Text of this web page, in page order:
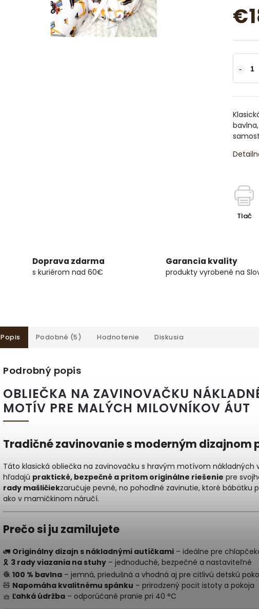
Tlač
Doprava zdarma
s kuriérom nad 60€
Garancia kvality
produkty vyrobené na
Popis Podobné (5) Hodnotenie Diskusia
Podrobný popis
OBLIEČKA NA ZAVINOVAČKU
MOTÍV PRE MALÝCH MILOVNÍKOV ÁUT
Tradičné zavinovanie s moderným dizajnom
Táto klasická obliečka na zavinovačku s hravým motívom nákladných
hľadajú praktické, bezpečné a pritom originálne riešenie pre
rady mašličiekzaručuje pevné, no pohodlné zavinutie, ktoré bábätku
ako v mamičkinom náručí.
Prečo si ju zamilujete
🚛 Originálny dizajn s nákladnými autíčkami – ideálne pre
🎗️ 3 rady viazania na stuhy – jednoduché, bezpečné a nastaviteľné
🧶 100 % bavlna – jemná, priedušná a vhodná aj pre citlivú detskú
🧸 Napomáha kvalitnému spánku – prirodzený pocit istoty a pokoja
🧺 Ľahká údržba – odporúčané pranie pri 40 °C